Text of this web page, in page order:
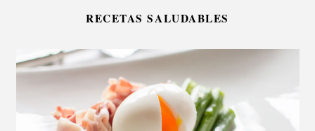
RECETAS SALUDABLES